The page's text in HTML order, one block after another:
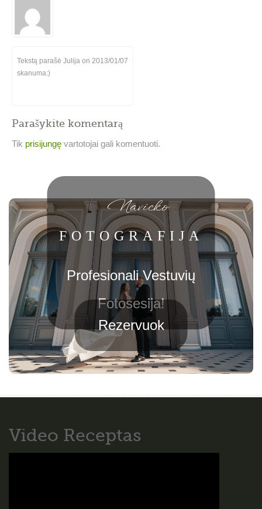
Tekstą parašė Julija on 2013/01/07
skanuma:)
Parašykite komentarą
Tik prisijungę vartotojai gali komentuoti.
Navicko
FOTOGRAFIJA
Profesionali Vestuvių
Fotosesija!
Rezervuok
Video Receptas